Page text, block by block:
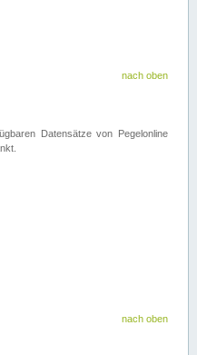
nach oben
Datensätze von Pegelonline
nach oben